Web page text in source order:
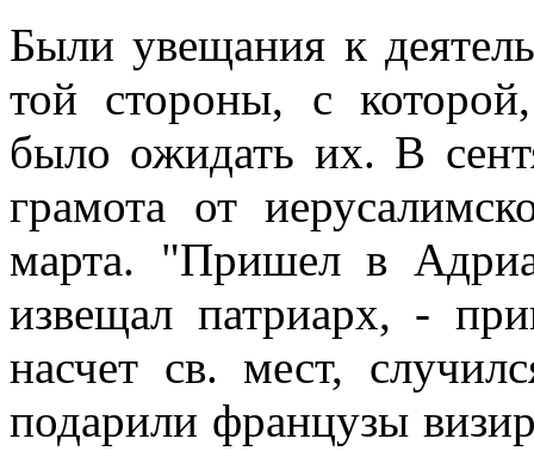
Были увещания к
той стороны, с
было ожидать их. В
грамота от
марта. "Пришел в
извещал патриарх, -
насчет св. мест,
подарили французы